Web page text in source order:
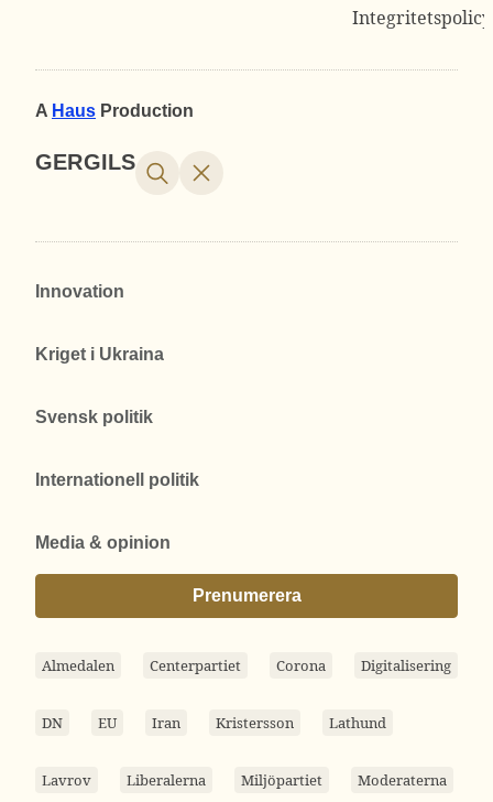
Integritetspolicy
A Haus Production
GERGILS
Innovation
Kriget i Ukraina
Svensk politik
Internationell politik
Media & opinion
Prenumerera
Almedalen Centerpartiet Corona Digitalisering
DN EU Iran Kristersson Lathund
Lavrov Liberalerna Miljöpartiet Moderaterna